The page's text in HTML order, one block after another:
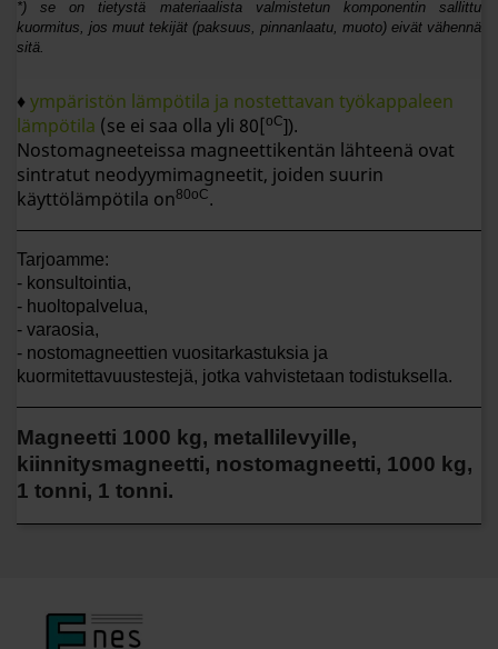
*) se on tietystä materiaalista valmistetun komponentin sallittu
kuormitus, jos muut tekijät (paksuus, pinnanlaatu, muoto) eivät vähennä
sitä.
♦ ympäristön lämpötila ja nostettavan työkappaleen
lämpötila (se ei saa olla yli 80[oC ]).
Nostomagneeteissa magneettikentän lähteenä ovat
sintratut neodyymimagneetit, joiden suurin
käyttölämpötila on80oC.
Tarjoamme:
- konsultointia,
- huoltopalvelua,
- varaosia,
- nostomagneettien vuositarkastuksia ja
kuormitettavuustestejä, jotka vahvistetaan todistuksella.
Magneetti 1000 kg, metallilevyille,
kiinnitysmagneetti, nostomagneetti, 1000 kg,
1 tonni, 1 tonni.